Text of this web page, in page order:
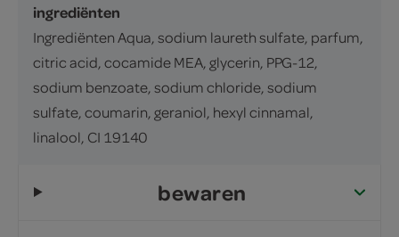
ingrediënten
Ingrediënten Aqua, sodium laureth sulfate, parfum,
citric acid, cocamide MEA, glycerin, PPG-12,
sodium benzoate, sodium chloride, sodium
sulfate, coumarin, geraniol, hexyl cinnamal,
linalool, CI 19140
bewaren